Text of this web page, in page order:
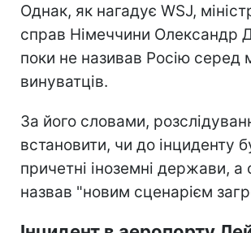
Однак, як нагадує WSJ,
справ Німеччини Олександр
поки не називав Росію серед
винуватців.
За його словами,
встановити, чи до інциденту
причетні іноземні держави,
назвав "новим сценарієм